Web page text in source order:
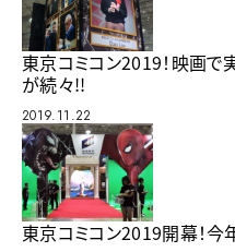
東京コミコン2019！映画
が続々!!
2019.11.22
東京コミコン2019開幕！今